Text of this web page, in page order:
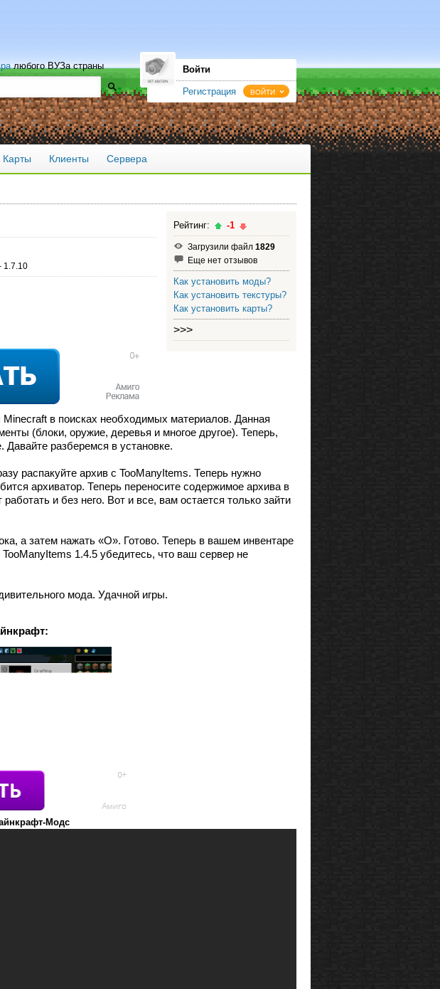
любого ВУЗа страны Войти
Регистрация ВОЙТИ
Карты Клиенты Сервера
1.7.10
Рейтинг: -1
Загрузили файл 1829
Еще нет отзывов
Как установить моды?
Как установить текстуры?
Как установить карты?
>>>
в поисках необходимых материалов. Данная
(блоки, оружие, деревья и многое другое). Теперь,
разберемся в установке.
распакуйте архив с TooManyItems. Теперь нужно
архиватор. Теперь переносите содержимое архива в
и без него. Вот и все, вам остается только зайти
а затем нажать «O». Готово. Теперь в вашем инвентаре
1.4.5 убедитесь, что ваш сервер не
мода. Удачной игры.
Модс